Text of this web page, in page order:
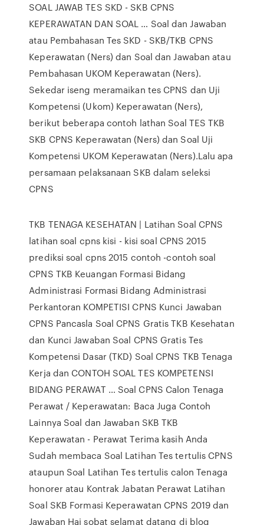
SOAL JAWAB TES SKD - SKB CPNS
KEPERAWATAN DAN SOAL … Soal dan Jawaban
atau Pembahasan Tes SKD - SKB/TKB CPNS
Keperawatan (Ners) dan Soal dan Jawaban atau
Pembahasan UKOM Keperawatan (Ners).
Sekedar iseng meramaikan tes CPNS dan Uji
Kompetensi (Ukom) Keperawatan (Ners),
berikut beberapa contoh lathan Soal TES TKB
SKB CPNS Keperawatan (Ners) dan Soal Uji
Kompetensi UKOM Keperawatan (Ners).Lalu apa
persamaan pelaksanaan SKB dalam seleksi
CPNS
TKB TENAGA KESEHATAN | Latihan Soal CPNS
latihan soal cpns kisi - kisi soal CPNS 2015
prediksi soal cpns 2015 contoh -contoh soal
CPNS TKB Keuangan Formasi Bidang
Administrasi Formasi Bidang Administrasi
Perkantoran KOMPETISI CPNS Kunci Jawaban
CPNS Pancasla Soal CPNS Gratis TKB Kesehatan
dan Kunci Jawaban Soal CPNS Gratis Tes
Kompetensi Dasar (TKD) Soal CPNS TKB Tenaga
Kerja dan CONTOH SOAL TES KOMPETENSI
BIDANG PERAWAT … Soal CPNS Calon Tenaga
Perawat / Keperawatan: Baca Juga Contoh
Lainnya Soal dan Jawaban SKB TKB
Keperawatan - Perawat Terima kasih Anda
Sudah membaca Soal Latihan Tes tertulis CPNS
ataupun Soal Latihan Tes tertulis calon Tenaga
honorer atau Kontrak Jabatan Perawat Latihan
Soal SKB Formasi Keperawatan CPNS 2019 dan
Jawaban Hai sobat selamat datang di blog